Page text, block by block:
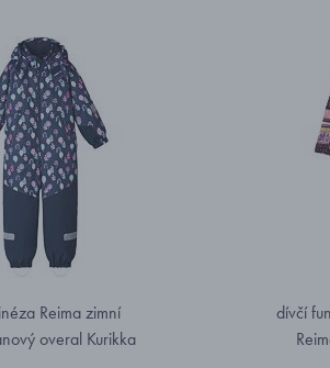
Reima zimní
overal Kurikka
dívčí